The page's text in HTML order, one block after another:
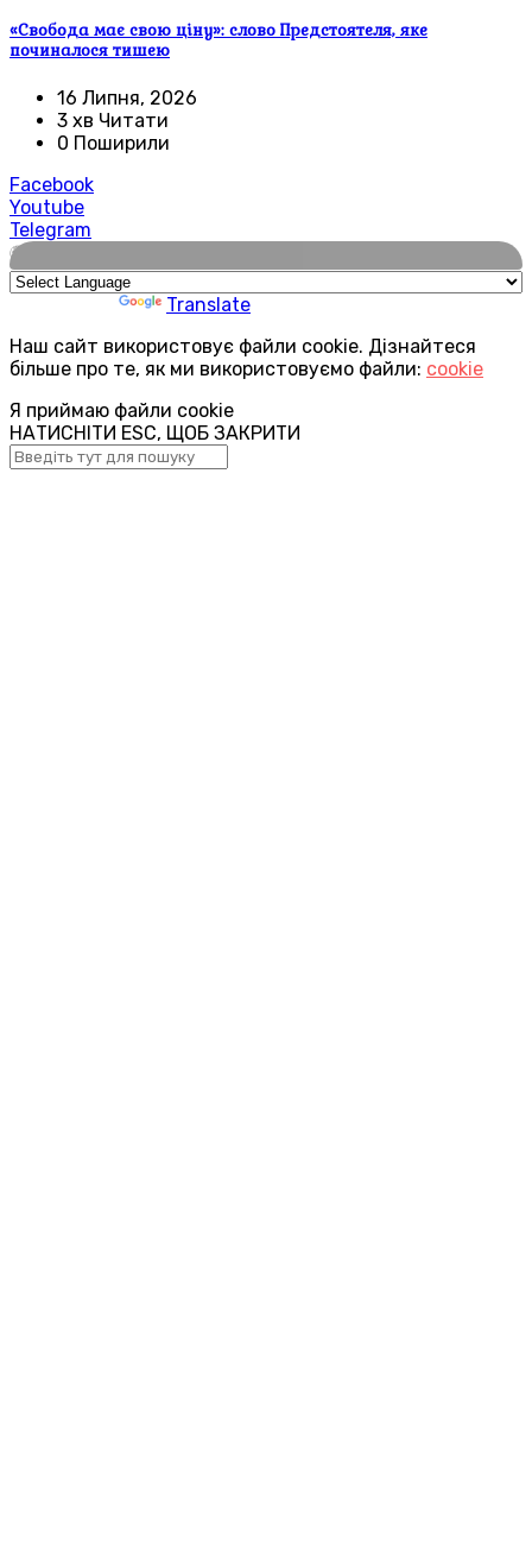
«Свобода має свою ціну»: слово Предстоятеля, яке
починалося тишею
16 Липня, 2026
3 хв Читати
0 Поширили
Facebook
Youtube
Telegram
🌍
Translate
Наш сайт використовує файли cookie. Дізнайтеся
більше про те, як ми використовуємо файли: cookie
Я приймаю файли cookie
НАТИСНІТИ ESC, ЩОБ ЗАКРИТИ